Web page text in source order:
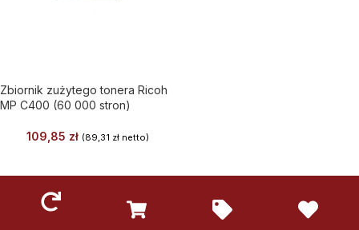
Zbiornik zużytego tonera Ricoh
MP C400 (60 000 stron)
109,85 zł (89,31 zł netto)